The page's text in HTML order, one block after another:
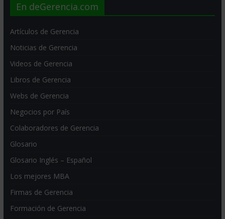
En deGerencia.com
Artículos de Gerencia
Noticias de Gerencia
Videos de Gerencia
Libros de Gerencia
Webs de Gerencia
Negocios por País
Colaboradores de Gerencia
Glosario
Glosario Inglés – Español
Los mejores MBA
Firmas de Gerencia
Formación de Gerencia